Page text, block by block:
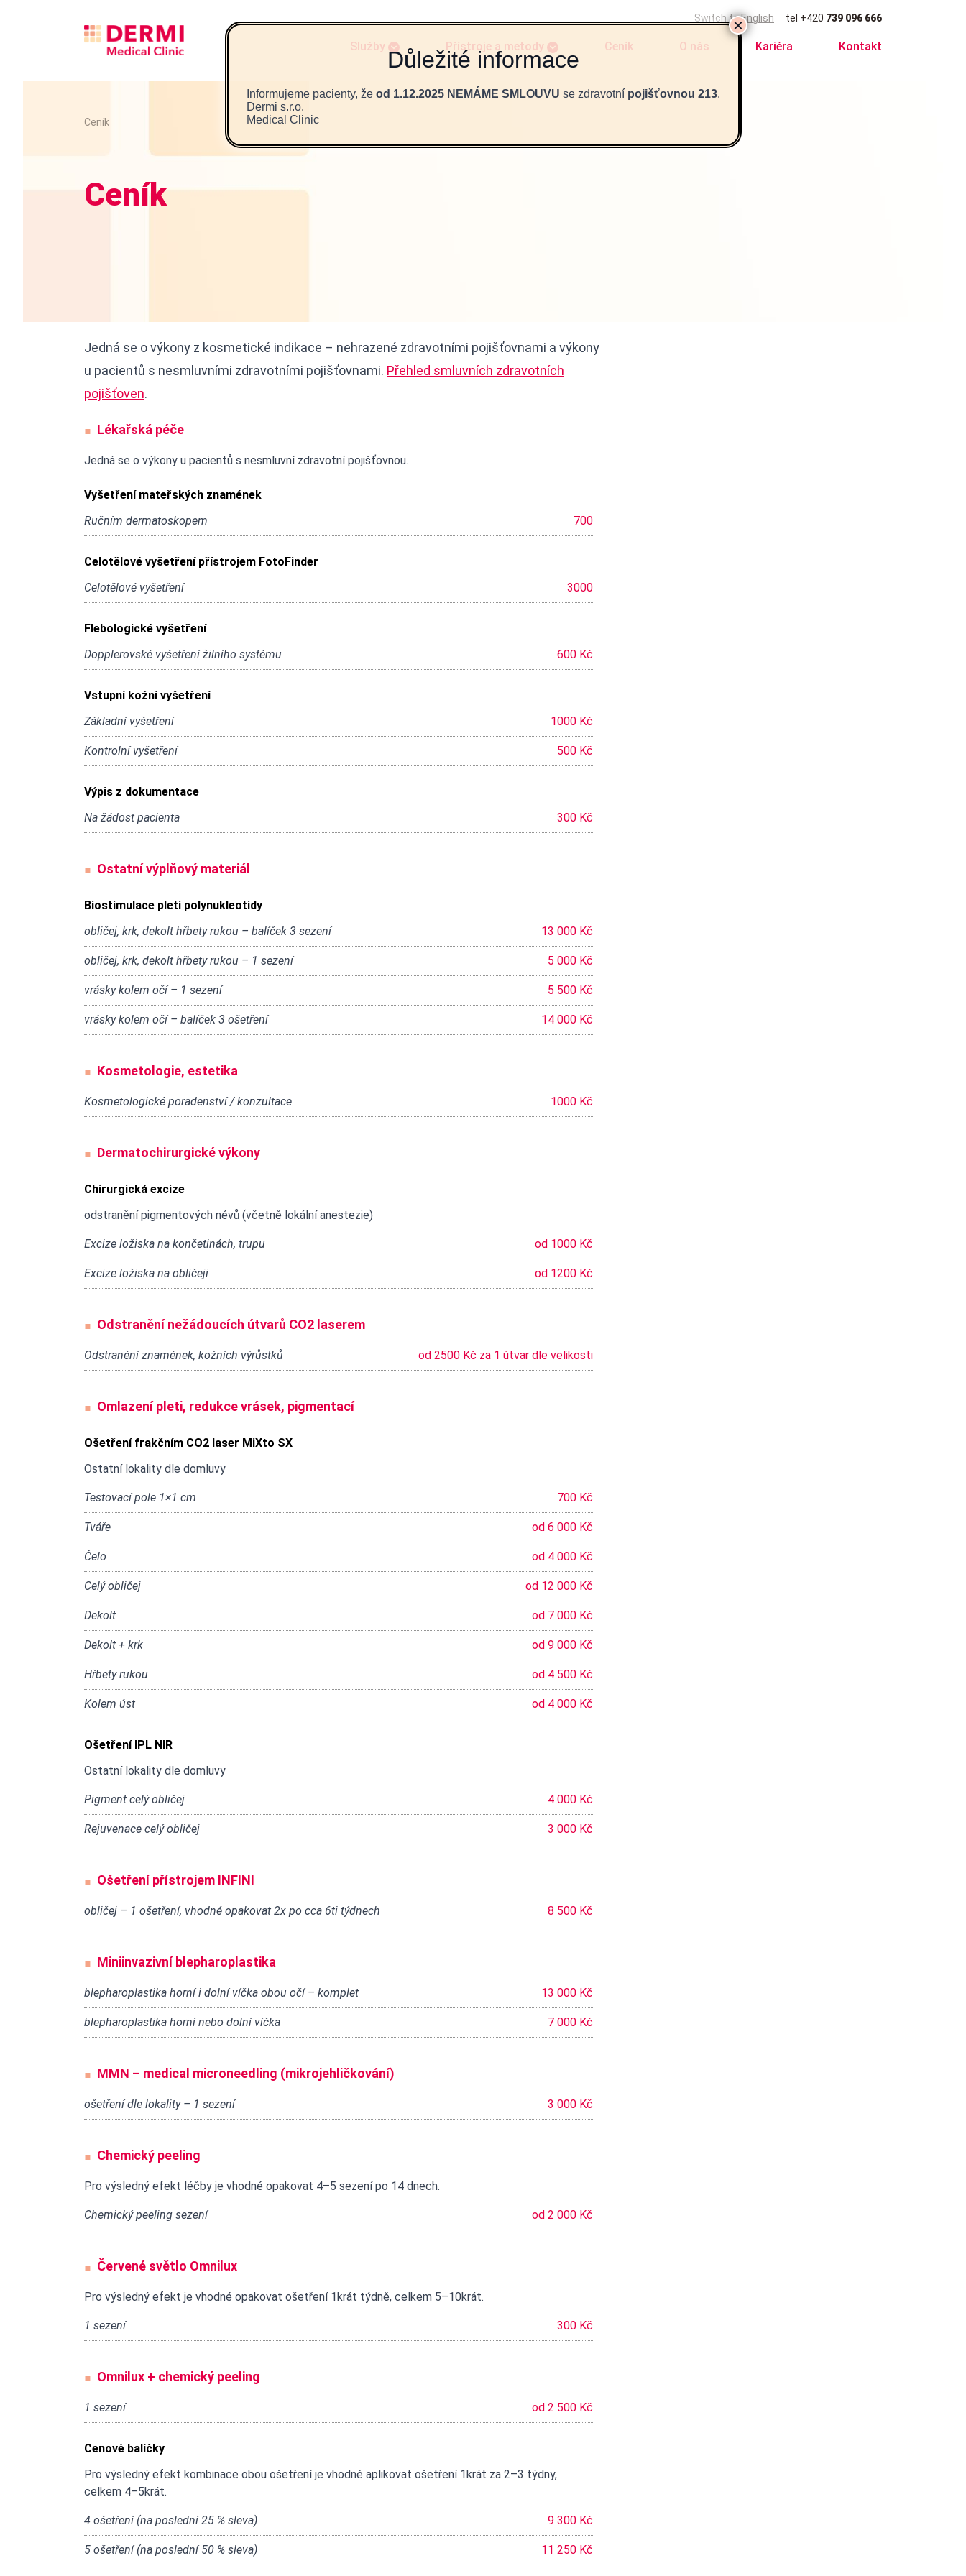
Switch to English tel +420 739 096 666
Služby Přístroje a metody Ceník O nás Kariéra Kontakt
Ceník
Ceník
Jedná se o výkony z kosmetické indikace – nehrazené zdravotními pojišťovnami a výkony
u pacientů s nesmluvními zdravotními pojišťovnami. Přehled smluvních zdravotních
pojišťoven.
Lékařská péče
Jedná se o výkony u pacientů s nesmluvní zdravotní pojišťovnou.
Vyšetření mateřských znamének
Ručním dermatoskopem
700
Celotělové vyšetření přístrojem FotoFinder
Celotělové vyšetření
3000
Flebologické vyšetření
Dopplerovské vyšetření žilního systému
600 Kč
Vstupní kožní vyšetření
Základní vyšetření
1000 Kč
Kontrolní vyšetření 500 Kč
Výpis z dokumentace
Na žádost pacienta
300 Kč
Ostatní výplňový materiál
Biostimulace pleti polynukleotidy
obličej, krk, dekolt hřbety rukou – balíček 3 sezení
13 000 Kč
obličej, krk, dekolt hřbety rukou – 1 sezení 5 000 Kč
vrásky kolem očí – 1 sezení 5 500 Kč
vrásky kolem očí – balíček 3 ošetření 14 000 Kč
Kosmetologie, estetika
Kosmetologické poradenství / konzultace 1000 Kč
Dermatochirurgické výkony
Chirurgická excize
odstranění pigmentových névů (včetně lokální anestezie)
Excize ložiska na končetinách, trupu od 1000 Kč
Excize ložiska na obličeji od 1200 Kč
Odstranění nežádoucích útvarů CO2 laserem
Odstranění znamének, kožních výrůstků od 2500 Kč za 1 útvar dle velikosti
Omlazení pleti, redukce vrásek, pigmentací
Ošetření frakčním CO2 laser MiXto SX
Ostatní lokality dle domluvy
Testovací pole 1×1 cm 700 Kč
Tváře od 6 000 Kč
Čelo od 4 000 Kč
Celý obličej od 12 000 Kč
Dekolt od 7 000 Kč
Dekolt + krk od 9 000 Kč
Hřbety rukou od 4 500 Kč
Kolem úst od 4 000 Kč
Ošetření IPL NIR
Ostatní lokality dle domluvy
Pigment celý obličej 4 000 Kč
Rejuvenace celý obličej 3 000 Kč
Ošetření přístrojem INFINI
obličej – 1 ošetření, vhodné opakovat 2x po cca 6ti týdnech 8 500 Kč
Miniinvazivní blepharoplastika
blepharoplastika horní i dolní víčka obou očí – komplet 13 000 Kč
blepharoplastika horní nebo dolní víčka 7 000 Kč
MMN – medical microneedling (mikrojehličkování)
ošetření dle lokality – 1 sezení 3 000 Kč
Chemický peeling
Pro výsledný efekt léčby je vhodné opakovat 4–5 sezení po 14 dnech.
Chemický peeling sezení od 2 000 Kč
Červené světlo Omnilux
Pro výsledný efekt je vhodné opakovat ošetření 1krát týdně, celkem 5–10krát.
1 sezení 300 Kč
Omnilux + chemický peeling
1 sezení od 2 500 Kč
Cenové balíčky
Pro výsledný efekt kombinace obou ošetření je vhodné aplikovat ošetření 1krát za 2–3 týdny,
celkem 4–5krát.
4 ošetření (na poslední 25 % sleva) 9 300 Kč
5 ošetření (na poslední 50 % sleva) 11 250 Kč
Informujeme pacienty, že od 1.12.2025 NEMÁME SMLOUVU se zdravotní pojišťovnou 213.
Dermi s.r.o.
Medical Clinic